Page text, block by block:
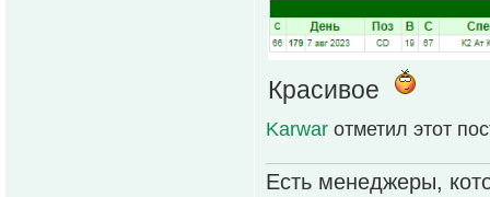
Красивое
Karwar отметил этот
Есть менеджеры,